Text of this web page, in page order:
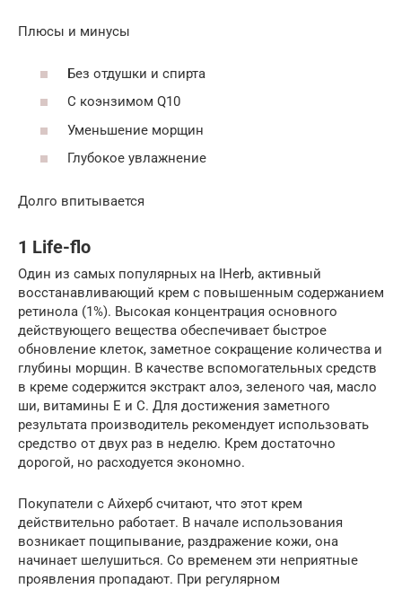
Плюсы и минусы
Без отдушки и спирта
С коэнзимом Q10
Уменьшение морщин
Глубокое увлажнение
Долго впитывается
1 Life-flo
Один из самых популярных на IHerb, активный
восстанавливающий крем с повышенным содержанием
ретинола (1%). Высокая концентрация основного
действующего вещества обеспечивает быстрое
обновление клеток, заметное сокращение количества и
глубины морщин. В качестве вспомогательных средств
в креме содержится экстракт алоэ, зеленого чая, масло
ши, витамины Е и С. Для достижения заметного
результата производитель рекомендует использовать
средство от двух раз в неделю. Крем достаточно
дорогой, но расходуется экономно.
Покупатели с Айхерб считают, что этот крем
действительно работает. В начале использования
возникает пощипывание, раздражение кожи, она
начинает шелушиться. Со временем эти неприятные
проявления пропадают. При регулярном